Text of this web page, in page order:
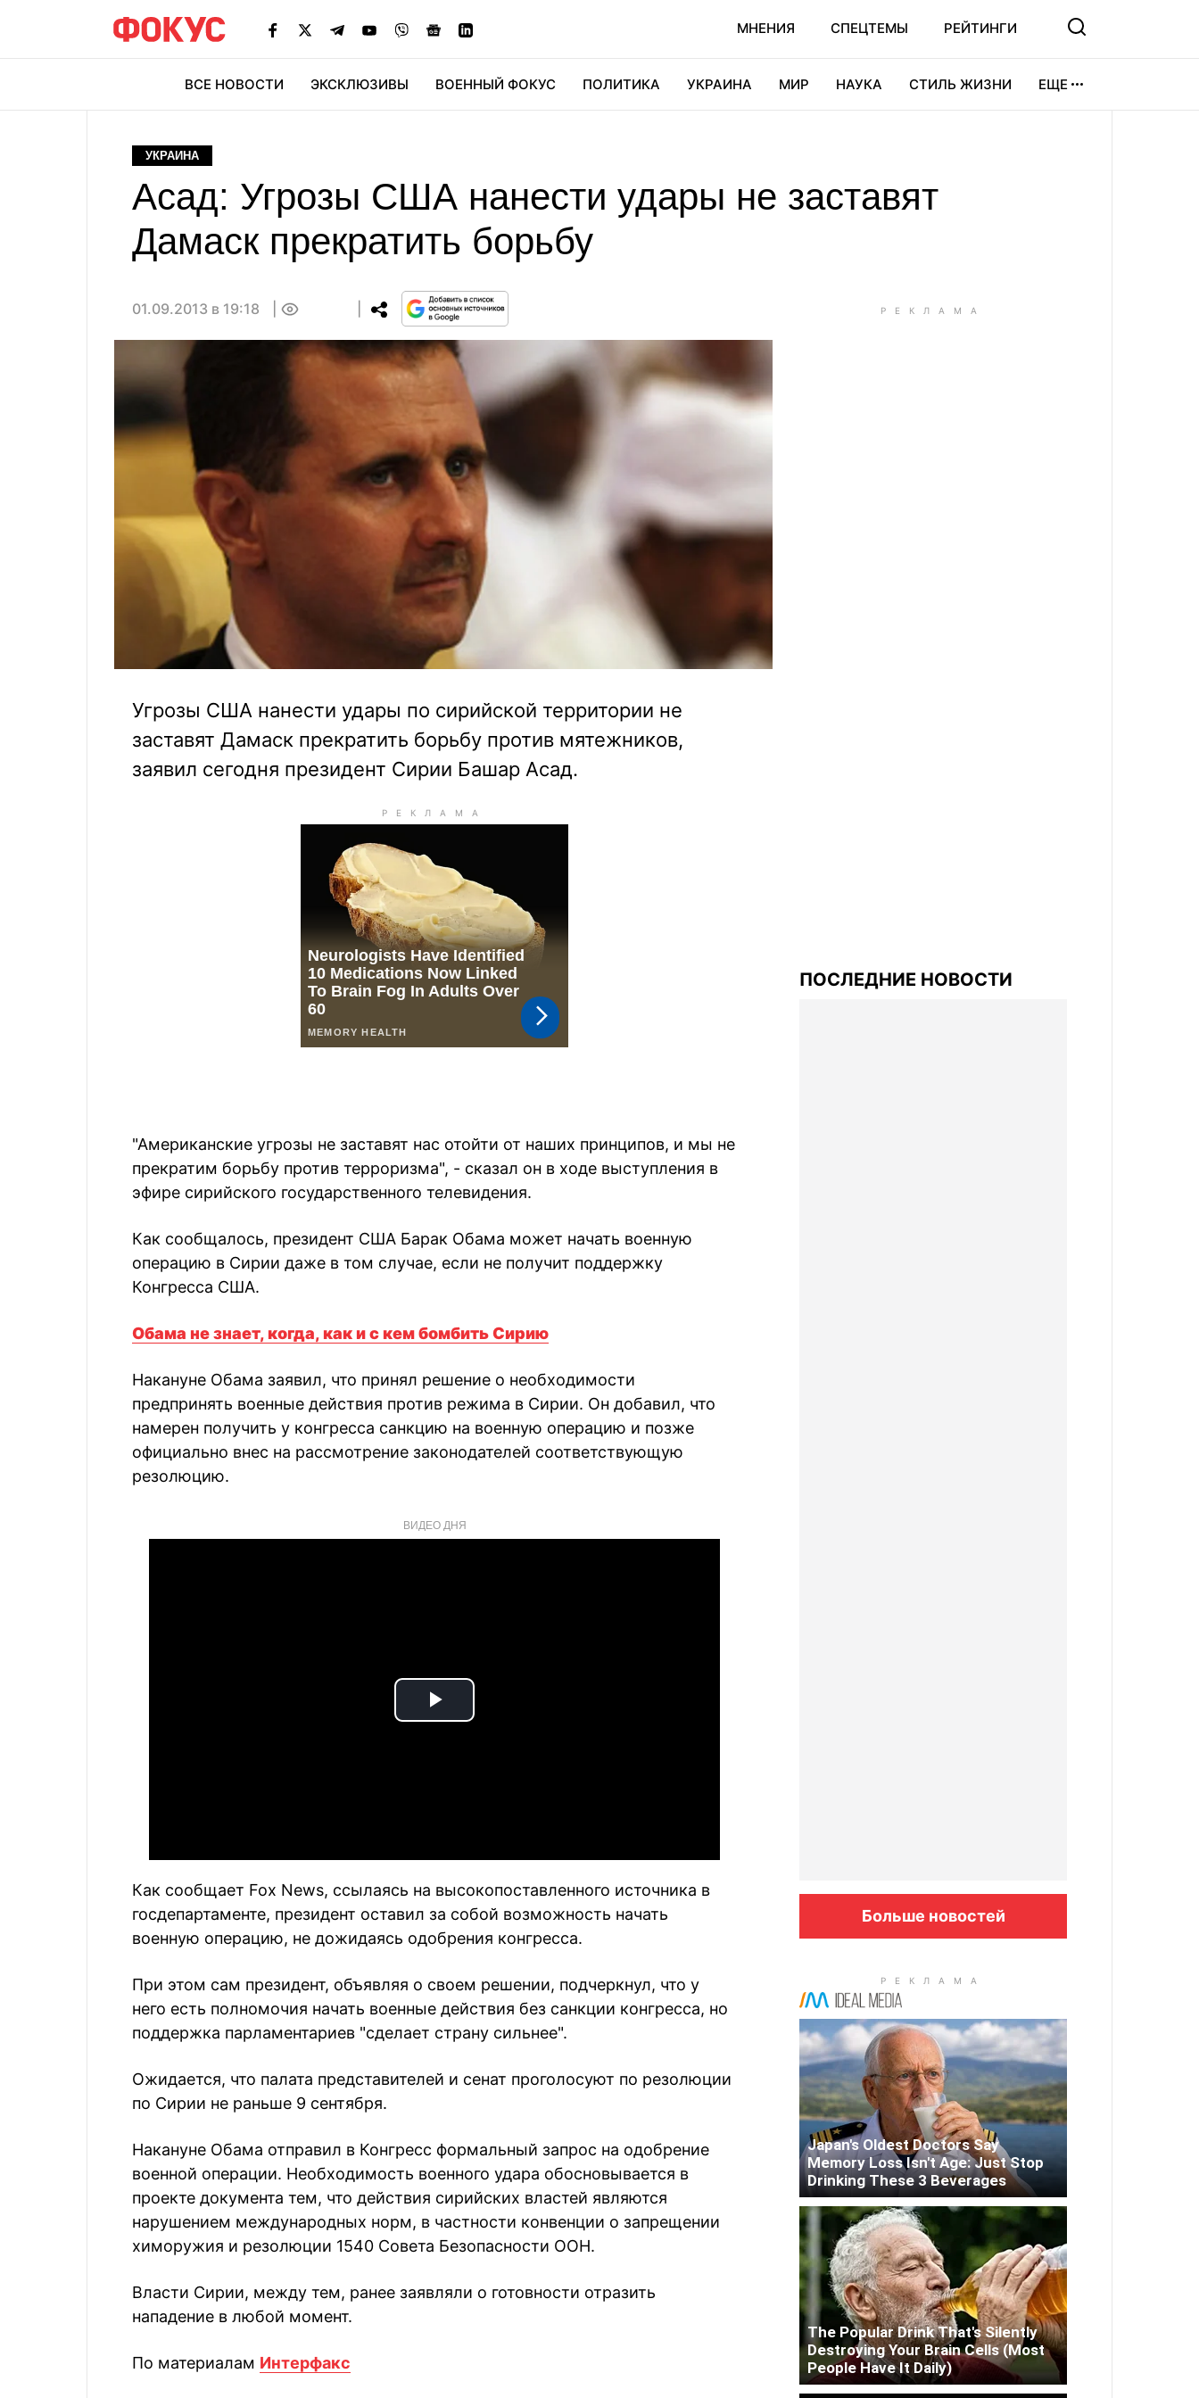
МНЕНИЯ СПЕЦТЕМЫ РЕЙТИНГИ
ВСЕ НОВОСТИ ЭКСКЛЮЗИВЫ ВОЕННЫЙ ФОКУС ПОЛИТИКА УКРАИНА МИР НАУКА СТИЛЬ ЖИЗНИ ЕЩЕ
УКРАИНА
Асад: Угрозы США нанести удары не заставят
Дамаск прекратить борьбу
01.09.2013 в 19:18
Угрозы США нанести удары по сирийской территории не
заставят Дамаск прекратить борьбу против мятежников,
заявил сегодня президент Сирии Башар Асад.
"Американские угрозы не заставят нас отойти от наших принципов, и мы не
прекратим борьбу против терроризма", - сказал он в ходе выступления в
эфире сирийского государственного телевидения.
Как сообщалось, президент США Барак Обама может начать военную
операцию в Сирии даже в том случае, если не получит поддержку
Конгресса США.
Обама не знает, когда, как и с кем бомбить Сирию
Накануне Обама заявил, что принял решение о необходимости
предпринять военные действия против режима в Сирии. Он добавил, что
намерен получить у конгресса санкцию на военную операцию и позже
официально внес на рассмотрение законодателей соответствующую
резолюцию.
ВИДЕО ДНЯ
Play
Как сообщает Fox News, ссылаясь на высокопоставленного источника в
госдепартаменте, президент оставил за собой возможность начать
военную операцию, не дожидаясь одобрения конгресса.
При этом сам президент, объявляя о своем решении, подчеркнул, что у
него есть полномочия начать военные действия без санкции конгресса, но
поддержка парламентариев "сделает страну сильнее".
Ожидается, что палата представителей и сенат проголосуют по резолюции
по Сирии не раньше 9 сентября.
Накануне Обама отправил в Конгресс формальный запрос на одобрение
военной операции. Необходимость военного удара обосновывается в
проекте документа тем, что действия сирийских властей являются
нарушением международных норм, в частности конвенции о запрещении
химоружия и резолюции 1540 Совета Безопасности ООН.
Власти Сирии, между тем, ранее заявляли о готовности отразить
нападение в любой момент.
По материалам Интерфакс
ПОСЛЕДНИЕ НОВОСТИ
Больше новостей